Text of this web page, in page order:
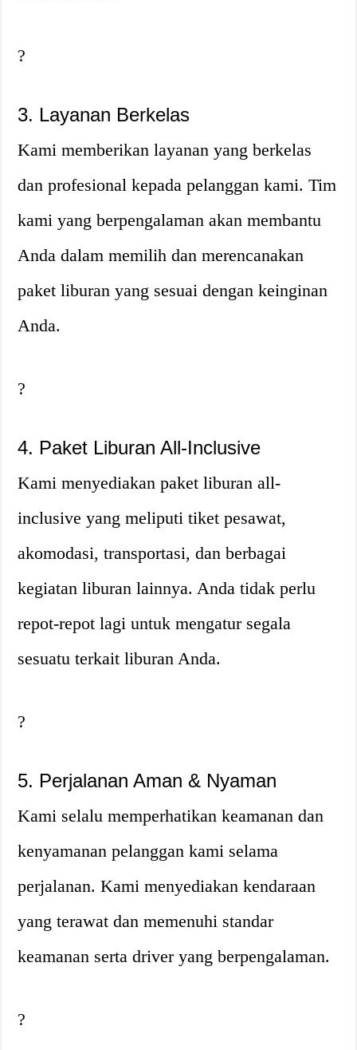
?
3. Layanan Berkelas
Kami memberikan layanan yang berkelas
dan profesional kepada pelanggan kami. Tim
kami yang berpengalaman akan membantu
Anda dalam memilih dan merencanakan
paket liburan yang sesuai dengan keinginan
Anda.
?
4. Paket Liburan All-Inclusive
Kami menyediakan paket liburan all-
inclusive yang meliputi tiket pesawat,
akomodasi, transportasi, dan berbagai
kegiatan liburan lainnya. Anda tidak perlu
repot-repot lagi untuk mengatur segala
sesuatu terkait liburan Anda.
?
5. Perjalanan Aman & Nyaman
Kami selalu memperhatikan keamanan dan
kenyamanan pelanggan kami selama
perjalanan. Kami menyediakan kendaraan
yang terawat dan memenuhi standar
keamanan serta driver yang berpengalaman.
?